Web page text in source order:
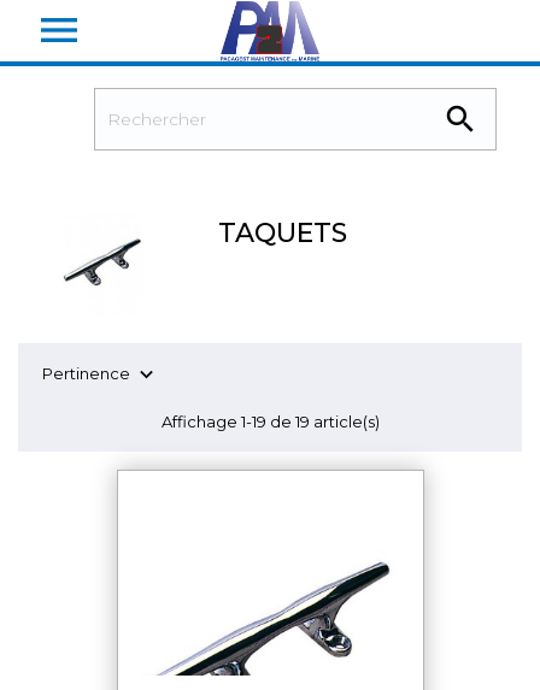


TAQUETS
Pertinence 
Affichage 1-19 de 19 article(s)